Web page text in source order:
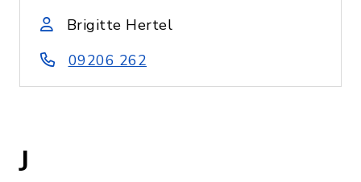
Brigitte Hertel
09206 262
J